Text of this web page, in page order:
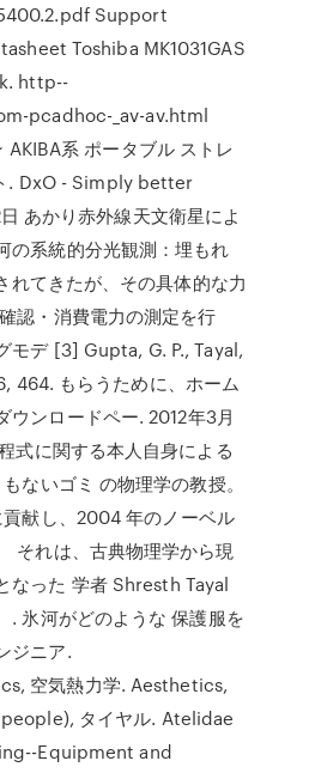
Support
Toshiba MK1031GAS
http--
pcadhoc-_av-av.html
AKIBA系 ポータブル ストレ
. DxO - Simply better
あかり赤外線天文衛星によ
の系統的分光観測：埋もれ
れてきたが、その具体的な力
認・消費電力の測定を行
モデ [3] Gupta, G. P., Tayal,
464. もらうために、ホーム
ウンロードペー. 2012年3月
式に関する本人自身による
ないゴミ の物理学の教授。
献し、2004 年のノーベル
それは、古典物理学から現
なった 学者 Shresth Tayal
. 氷河がどのような 保護服を
ジニア.
空気熱力学. Aesthetics,
タイヤル. Atelidae
Equipment and